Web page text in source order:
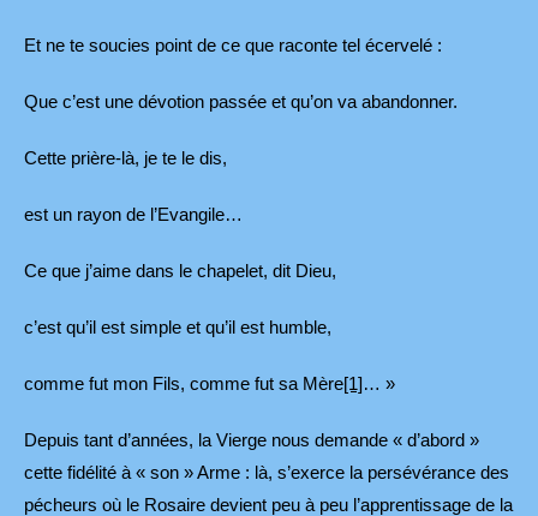
Et ne te soucies point de ce que raconte tel écervelé :
Que c’est une dévotion passée et qu’on va abandonner.
Cette prière-là, je te le dis,
est un rayon de l’Evangile…
Ce que j’aime dans le chapelet, dit Dieu,
c’est qu’il est simple et qu’il est humble,
comme fut mon Fils, comme fut sa Mère[1]… »
Depuis tant d’années, la Vierge nous demande « d’abord »
cette fidélité à « son » Arme : là, s’exerce la persévérance des
pécheurs où le Rosaire devient peu à peu l’apprentissage de la